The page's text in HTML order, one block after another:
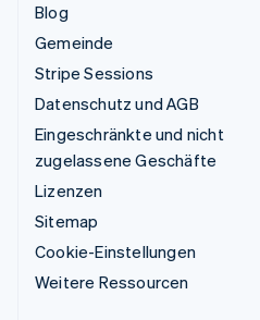
Blog
Gemeinde
Stripe Sessions
Datenschutz und AGB
Eingeschränkte und nicht
zugelassene Geschäfte
Lizenzen
Sitemap
Cookie-Einstellungen
Weitere Ressourcen